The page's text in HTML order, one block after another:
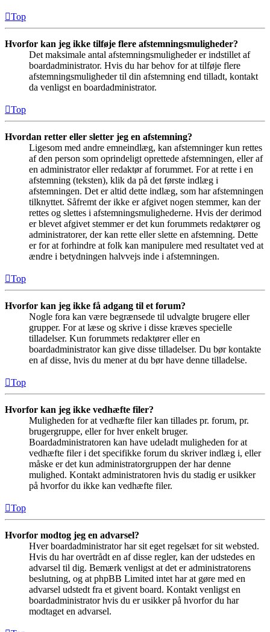
Top
Hvorfor kan jeg ikke tilføje flere afstemningsmuligheder?
Det maksimale antal afstemningsmuligheder er indstillet af
boardadministrator. Hvis du har behov for at tilføje flere
afstemningsmuligheder til din afstemning end tilladt, kontakt
da venligst en boardadministrator.
Top
Hvordan retter eller sletter jeg en afstemning?
Ligesom med andre emneindlæg, kan afstemninger kun rettes
af den person som oprindeligt oprettede afstemningen, eller af
en administrator eller redaktør af forummet. For at rette i en
afstemning (teksten), klik da på det første indlæg i
afstemningen. Det er altid dette indlæg, som har afstemningen
tilknyttet. Såfremt der ikke er afgivet nogen stemmer, kan der
rettes og slettes i afstemningsmulighederne. Hvis der derimod
er blevet afgivet stemmer er det kun forummets redaktører og
administratorer, der kan rette eller slette en afstemning. Dette
er for at forhindre at folk kan manipulere med resultatet ved at
ændre i betydningen halvvejs inde i afstemningen.
Top
Hvorfor kan jeg ikke få adgang til et forum?
Nogle fora kan være begrænsede til udvalgte brugere eller
grupper. For at læse og skrive i disse kræves specielle
tilladelser. Kun forummets redaktører eller en
boardadministrator kan give disse tilladelser. Du bør kontakte
en af disse, hvis du mener at du bør have denne tilladelse.
Top
Hvorfor kan jeg ikke vedhæfte filer?
Muligheden for at vedhæfte filer kan tillades pr. forum, pr.
brugergruppe, eller for hver enkelt bruger.
Boardadministratoren kan have udeladt muligheden for at
vedhæfte filer i det specifikke forum du skriver indlæg i, eller
måske er det kun administratorgruppen der har denne
mulighed. Kontakt administratoren hvis du stadig er usikker
på hvorfor du ikke kan vedhæfte filer.
Top
Hvorfor modtog jeg en advarsel?
Hver boardadministrator har sit eget regelsæt for sit websted.
Hvis du har overtrådt en af disse regler, kan der udstedes en
advarsel til dig. Bemærk venligst at det er administratorens
beslutning, og at phpBB Limited intet har at gøre med en
advarsel udstedt fra et givent board. Kontakt venligst en
boardadministrator hvis du er usikker på hvorfor du har
modtaget en advarsel.